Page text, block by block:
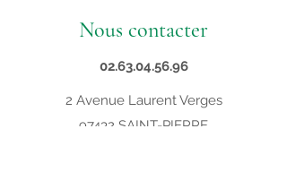
Nous contacter
02.63.04.56.96
2 Avenue Laurent Verges
97432 SAINT-PIERRE